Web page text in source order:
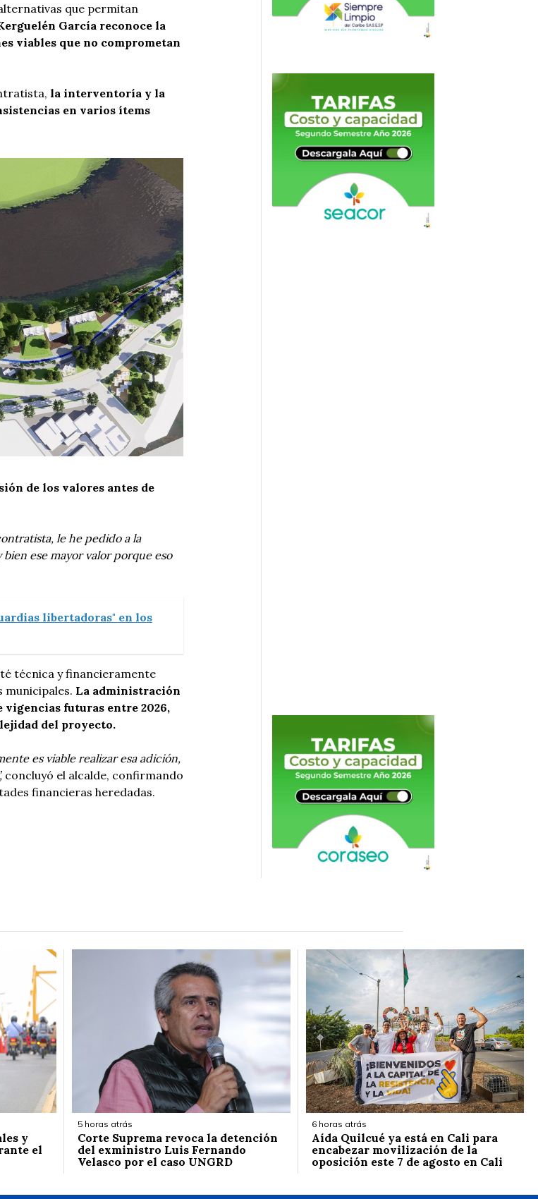
que permitan
García reconoce la
viables que no comprometan
la interventoría y la
en varios ítems
de los valores antes de
le he pedido a la
ese mayor valor porque eso
libertadoras" en los
técnica y financieramente
La administración
futuras entre 2026,
del proyecto.
es viable realizar esa adición,
concluyó el alcalde, confirmando
financieras heredadas.
y
el
5 horas atrás
Corte Suprema revoca la detención
del exministro Luis Fernando
Velasco por el caso UNGRD
6 horas atrás
Aída Quilcué ya está en Cali para
encabezar movilización de la
oposición este 7 de agosto en Cali